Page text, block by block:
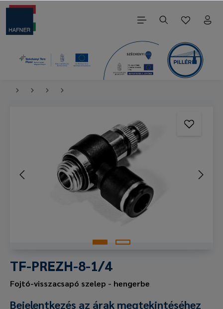
TF-PREZH-8-1/4
Fojtó-visszacsapó szelep - hengerbe
Bejelentkezés az árak megtekintéséhez